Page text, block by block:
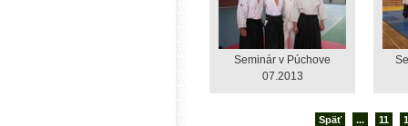
Seminár v Púchove
07.2013
Späť ... 11